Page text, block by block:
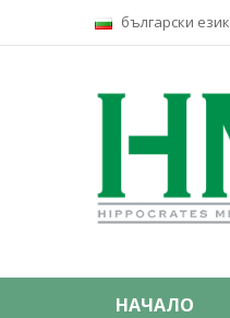
български език
НАЧАЛО